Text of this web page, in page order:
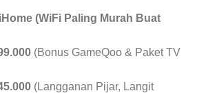
(WiFi Paling Murah Buat
(Bonus GameQoo & Paket TV
(Langganan Pijar, Langit